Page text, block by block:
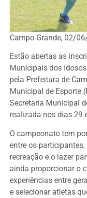
Campo Grande, 02/
Estão abertas as
Municipais dos
pela Prefeitura de
Municipal de Esporte
Secretaria Municipal
realizada nos dias 29
O campeonato tem
entre os
recreação e o lazer
ainda proporcionar o
experiências entre
e selecionar atletas